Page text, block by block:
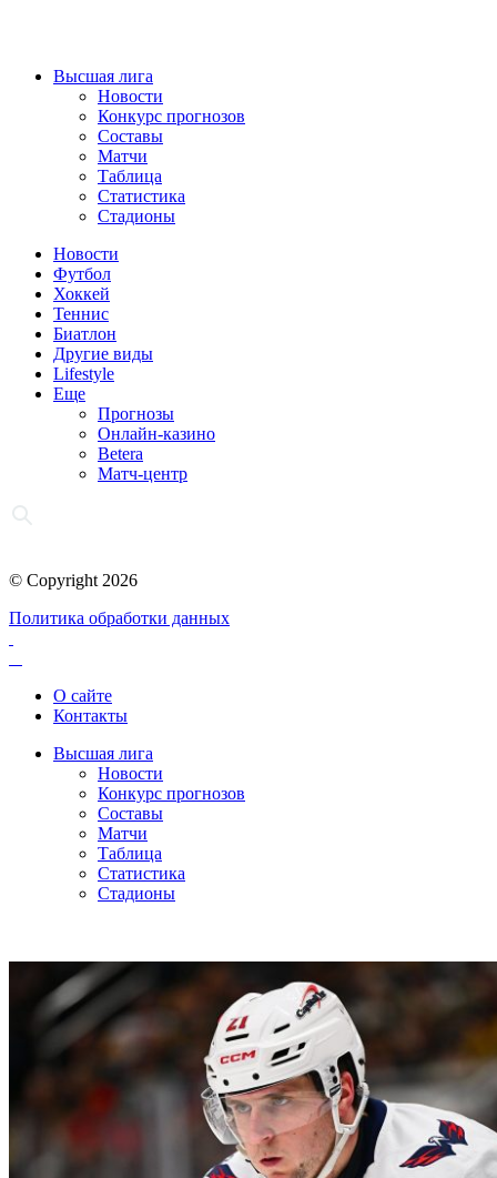
Высшая лига
Новости
Конкурс прогнозов
Составы
Матчи
Таблица
Статистика
Стадионы
Новости
Футбол
Хоккей
Теннис
Биатлон
Другие виды
Lifestyle
Еще
Прогнозы
Онлайн-казино
Betera
Матч-центр
© Copyright 2026
Политика обработки данных
О сайте
Контакты
Высшая лига
Новости
Конкурс прогнозов
Составы
Матчи
Таблица
Статистика
Стадионы